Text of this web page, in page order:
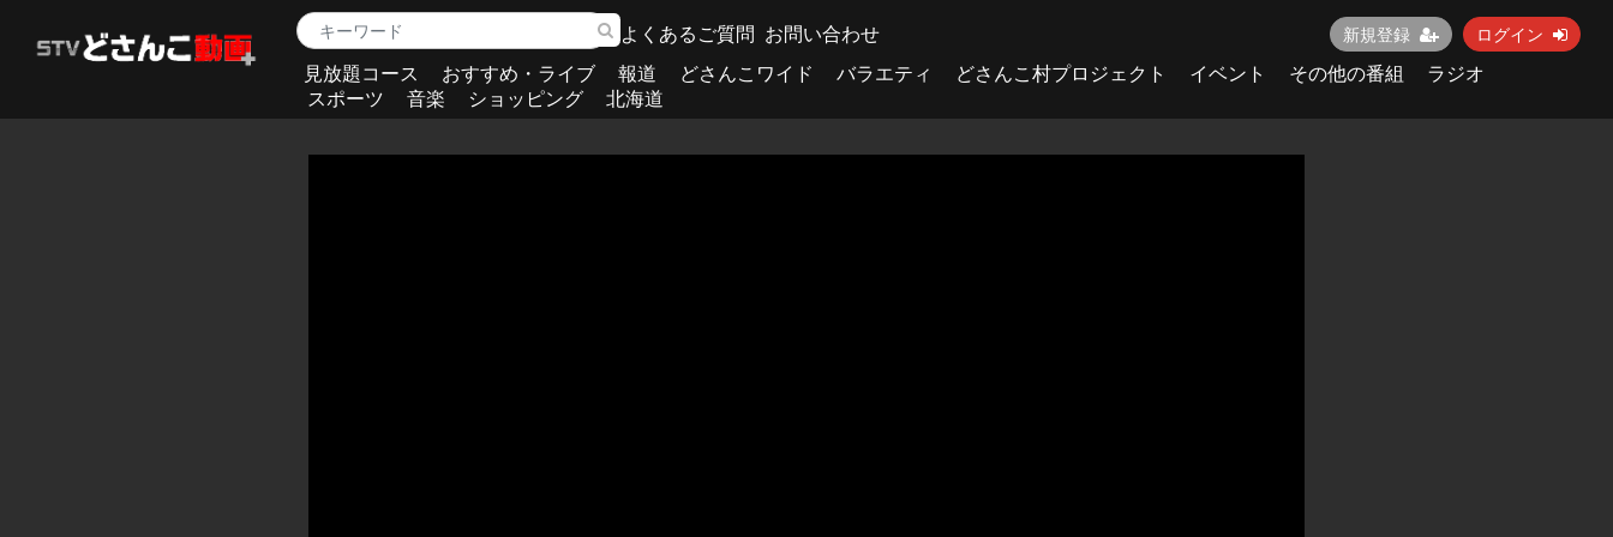
よくあるご質問 お問い合わせ 新規登録 ログイン
見放題コース おすすめ・ライブ 報道 どさんこワイド バラエティ どさんこ村プロジェクト イベント その他の番組
ラジオ
スポーツ
音楽 ショッピング 北海道